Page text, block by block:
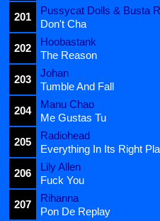
201
Pussycat Dolls & Busta
Don't Cha
202
Hoobastank
The Reason
203
Johan
Tumble And Fall
204
Manu Chao
Me Gustas Tu
205
Radiohead
Everything In Its Right
206
Lily Allen
Fuck You
207
Rihanna
Pon De Replay